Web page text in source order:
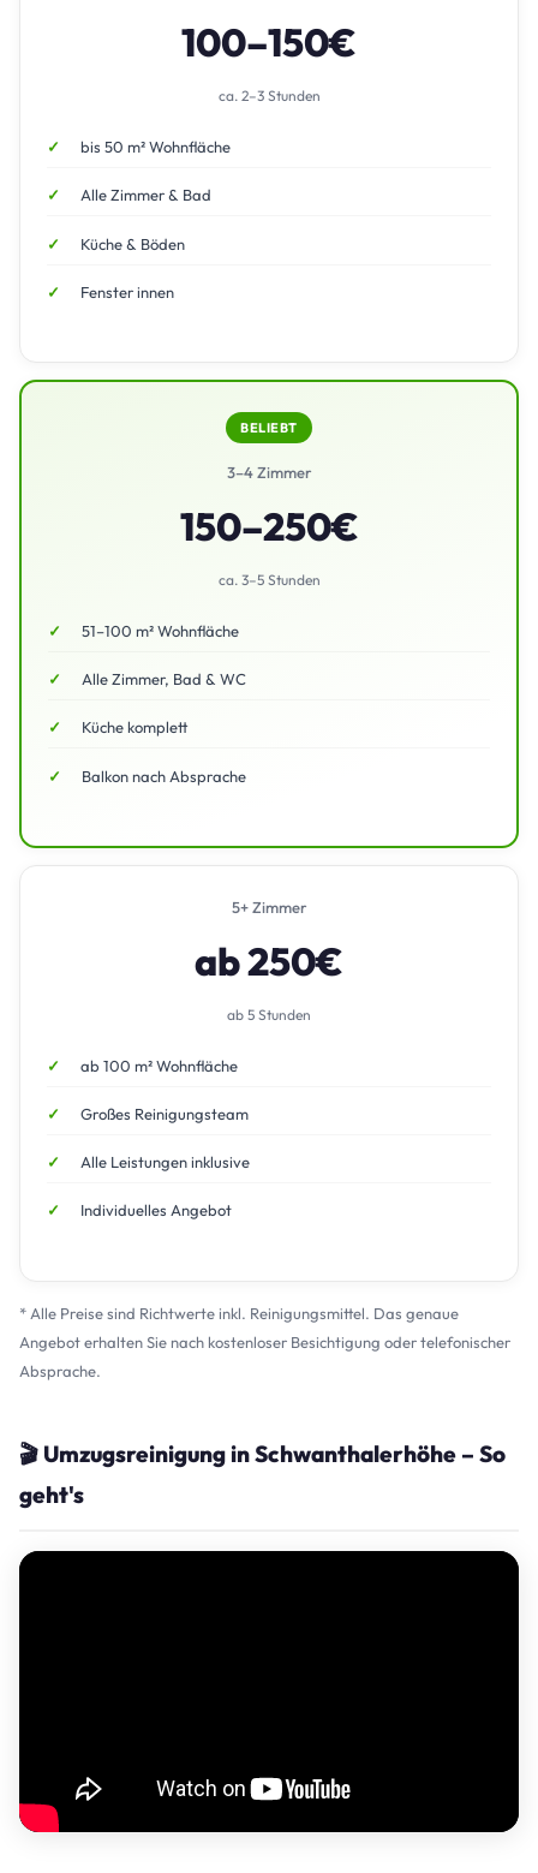
100–150€
ca. 2–3 Stunden
bis 50 m² Wohnfläche
Alle Zimmer & Bad
Küche & Böden
Fenster innen
BELIEBT
3–4 Zimmer
150–250€
ca. 3–5 Stunden
51–100 m² Wohnfläche
Alle Zimmer, Bad & WC
Küche komplett
Balkon nach Absprache
5+ Zimmer
ab 250€
ab 5 Stunden
ab 100 m² Wohnfläche
Großes Reinigungsteam
Alle Leistungen inklusive
Individuelles Angebot
* Alle Preise sind Richtwerte inkl. Reinigungsmittel. Das genaue
Angebot erhalten Sie nach kostenloser Besichtigung oder telefonischer
Absprache.
🎬 Umzugsreinigung in Schwanthalerhöhe – So
geht's